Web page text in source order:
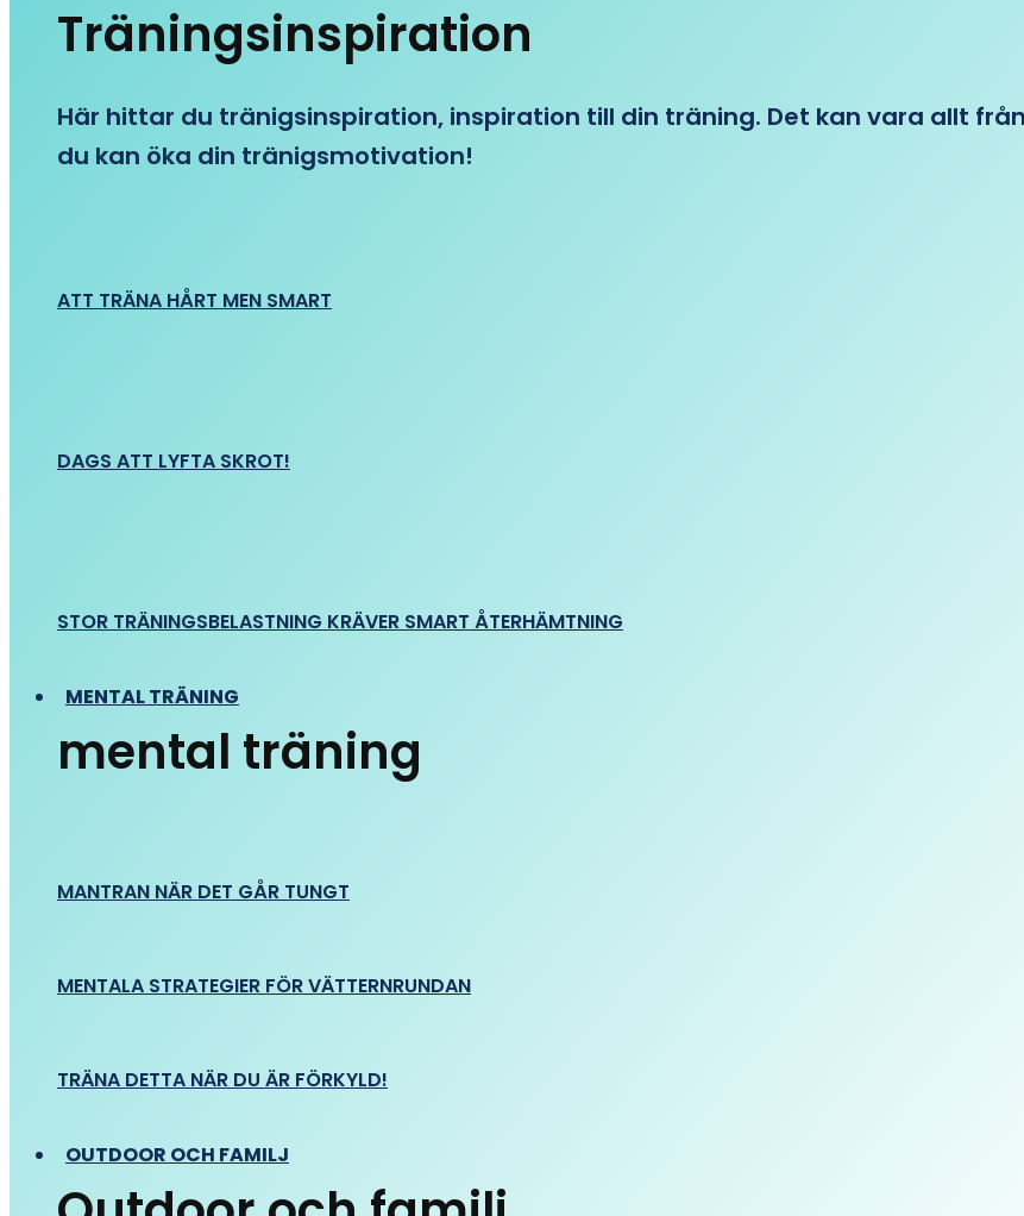
Träningsinspiration
Här hittar du tränigsinspiration, inspiration till din träning. Det kan vara allt
du kan öka din tränigsmotivation!
ATT TRÄNA HÅRT MEN SMART
DAGS ATT LYFTA SKROT!
STOR TRÄNINGSBELASTNING KRÄVER SMART ÅTERHÄMTNING
MENTAL TRÄNING
mental träning
MANTRAN NÄR DET GÅR TUNGT
MENTALA STRATEGIER FÖR VÄTTERNRUNDAN
TRÄNA DETTA NÄR DU ÄR FÖRKYLD!
OUTDOOR OCH FAMILJ